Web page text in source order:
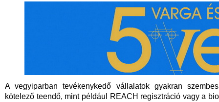
A vegyiparban tevékenykedő vállalatok gyakran
kötelező teendő, mint például REACH regisztráció vagy a